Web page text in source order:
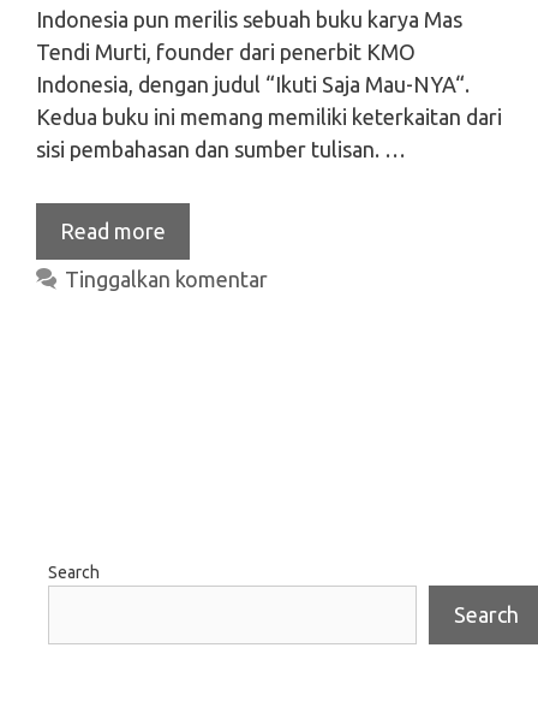
Indonesia pun merilis sebuah buku karya Mas
Tendi Murti, founder dari penerbit KMO
Indonesia, dengan judul “Ikuti Saja Mau-NYA“.
Kedua buku ini memang memiliki keterkaitan dari
sisi pembahasan dan sumber tulisan. …
Read more
Tinggalkan komentar
Search
Search